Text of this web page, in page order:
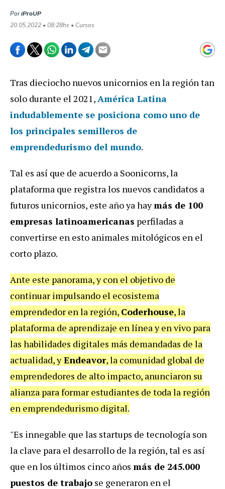
PoriProUP
20.05.2022 • 08:28hs • Cursos
Tras dieciocho nuevos unicornios en la región tan
solo durante el 2021,América Latina
indudablemente se posiciona como uno de
los principales semilleros de
emprendedurismo del mundo.
Tal es así que de acuerdo a Soonicorns, la
plataforma que registra los nuevos candidatos a
futuros unicornios, este año ya haymás de 100
empresas latinoamericanas perfiladas a
convertirse en esto animales mitológicos en el
corto plazo.
Ante este panorama, y con el objetivo de
continuar impulsando el ecosistema
emprendedor en la región, Coderhouse, la
plataforma de aprendizaje en línea y en vivo para
las habilidades digitales más demandadas de la
actualidad, yEndeavor, la comunidad global de
emprendedores de alto impacto, anunciaron su
alianza para formar estudiantes de toda la región
en emprendedurismo digital.
"Es innegable que las startups de tecnología son
la clave para el desarrollo de la región, tal es así
que en los últimos cinco años más de 245.000
puestos de trabajo se generaron en el